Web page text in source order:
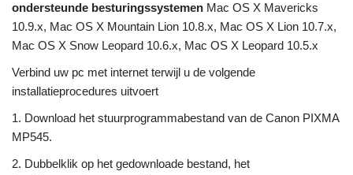
ondersteunde besturingssystemen Mac OS X Mavericks
10.9.x, Mac OS X Mountain Lion 10.8.x, Mac OS X Lion 10.7.x,
Mac OS X Snow Leopard 10.6.x, Mac OS X Leopard 10.5.x
Verbind uw pc met internet terwijl u de volgende
installatieprocedures uitvoert
1. Download het stuurprogrammabestand van de Canon PIXMA
MP545.
2. Dubbelklik op het gedownloade bestand, het